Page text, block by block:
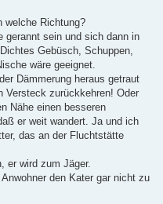
welche Richtung?
gerannt sein und sich dann in
Gebüsch, Schuppen,
wäre geeignet.
Dämmerung heraus getraut
Versteck zurückkehren! Oder
Nähe einen besseren
er weit wandert. Ja und ich
das an der Fluchtstätte
er wird zum Jäger.
den Kater gar nicht zu